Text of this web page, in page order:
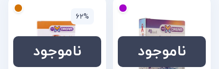
ناموجود ناموجود
۶۲%